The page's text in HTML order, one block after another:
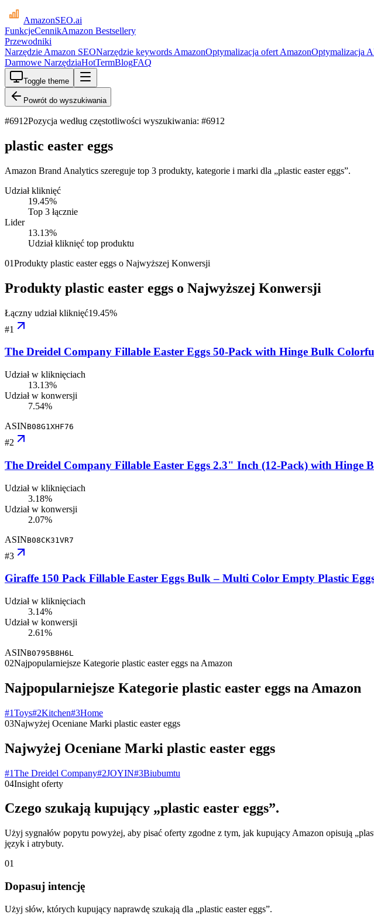
AmazonSEO.ai
FunkcjeCennikAmazon Bestsellery
Przewodniki
Narzędzie Amazon SEONarzędzie keywords AmazonOptymalizacja ofert AmazonOptymalizacja
Darmowe NarzędziaHotTermBlogFAQ
Toggle theme
Powrót do wyszukiwania
#6912Pozycja według częstotliwości wyszukiwania: #6912
plastic easter eggs
Amazon Brand Analytics szereguje top 3 produkty, kategorie i marki dla „plastic easter eggs”.
Udział kliknięć
19.45%
Top 3 łącznie
Lider
13.13%
Udział kliknięć top produktu
01Produkty plastic easter eggs o Najwyższej Konwersji
Produkty plastic easter eggs o Najwyższej Konwersji
Łączny udział kliknięć19.45%
#1
The Dreidel Company Fillable Easter Eggs 50-Pack with Hinge Bulk
Udział w kliknięciach
13.13%
Udział w konwersji
7.54%
ASINB08G1XHF76
#2
The Dreidel Company Fillable Easter Eggs 2.3" Inch (12-Pack) with
Udział w kliknięciach
3.18%
Udział w konwersji
2.07%
ASINB08CK31VR7
#3
Giraffe 150 Pack Fillable Easter Eggs Bulk – Multi Color Empty Plastic
Udział w kliknięciach
3.14%
Udział w konwersji
2.61%
ASINB0795B8H6L
02Najpopularniejsze Kategorie plastic easter eggs na Amazon
Najpopularniejsze Kategorie plastic easter eggs na Amazon
#1Toys#2Kitchen#3Home
03Najwyżej Oceniane Marki plastic easter eggs
Najwyżej Oceniane Marki plastic easter eggs
#1The Dreidel Company#2JOYIN#3Biubumtu
04Insight oferty
Czego szukają kupujący „plastic easter eggs”.
Użyj sygnałów popytu powyżej, aby pisać oferty zgodne z tym, jak kupujący Amazon opisują
język i atrybuty.
01
Dopasuj intencję
Użyj słów, których kupujący naprawdę szukają dla „plastic easter eggs”.